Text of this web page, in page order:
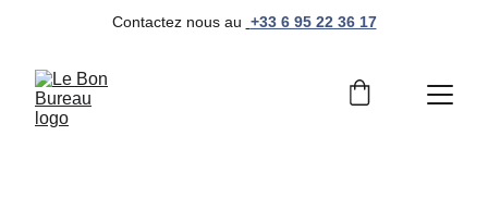
Contactez nous au +33 6 95 22 36 17